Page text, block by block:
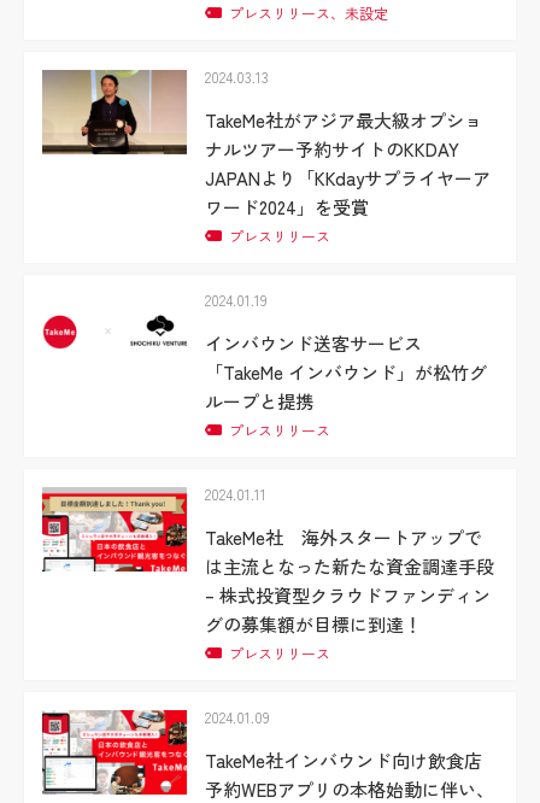
プレスリリース、未設定
2024.03.13
TakeMe社がアジア最大級オプショ
ナルツアー予約サイトのKKDAY
JAPANより「KKdayサプライヤーア
ワード2024」を受賞
プレスリリース
2024.01.19
インバウンド送客サービス
「TakeMe インバウンド」が松竹グ
ループと提携
プレスリリース
2024.01.11
TakeMe社 海外スタートアップで
は主流となった新たな資金調達手段
– 株式投資型クラウドファンディン
グの募集額が目標に到達！
プレスリリース
2024.01.09
TakeMe社インバウンド向け飲食店
予約WEBアプリの本格始動に伴い、